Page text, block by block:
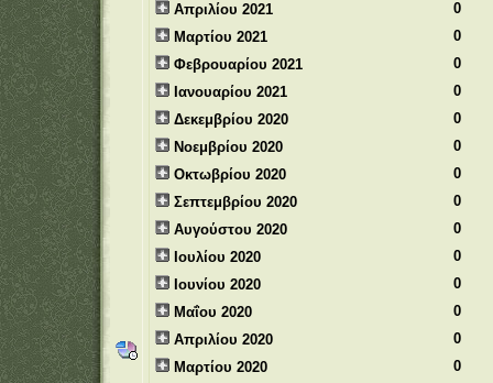
Απριλίου 2021
0
Μαρτίου 2021
0
Φεβρουαρίου 2021
0
Ιανουαρίου 2021
0
Δεκεμβρίου 2020
0
Νοεμβρίου 2020
0
Οκτωβρίου 2020
0
Σεπτεμβρίου 2020
0
Αυγούστου 2020
0
Ιουλίου 2020
0
Ιουνίου 2020
0
Μαΐου 2020
0
Απριλίου 2020
0
Μαρτίου 2020
0